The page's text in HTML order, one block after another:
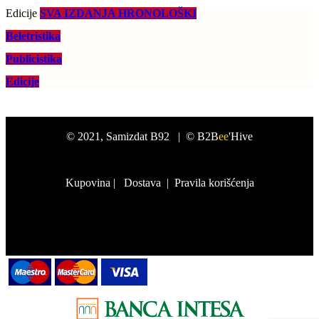
Edicije SVA IZDANJA HRONOLOŠKI
Beletristika
Publicistika
Edicije
© 2021 , Samizdat B92 | © B2Bee'Hive
Kupovina | Dostava | Pravila korišćenja